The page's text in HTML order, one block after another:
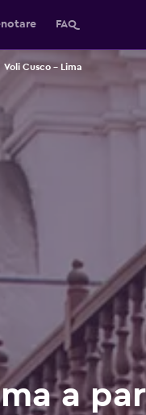
FAQ
Voli Cusco - Lima
a